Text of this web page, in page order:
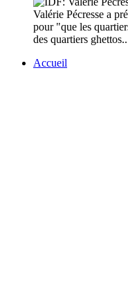
Valérie Pécresse a
pour "que les
des quartiers
Accueil